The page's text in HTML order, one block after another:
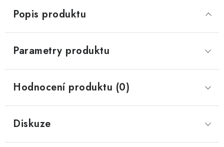
Popis produktu
Parametry produktu
Hodnocení produktu (0)
Diskuze